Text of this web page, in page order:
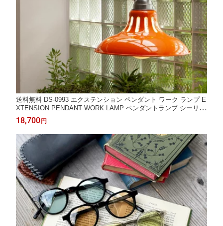
送料無料 DS-0993 エクステンション ペンダント ワーク ランプ E
XTENSION PENDANT WORK LAMP ペンダントランプ シーリン
グカップ DULTON ダルトン
18,700 円